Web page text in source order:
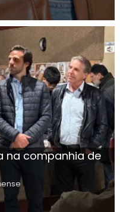
na companhia de